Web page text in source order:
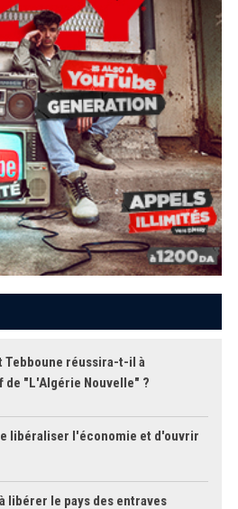
Tebboune réussira-t-il à
"L'Algérie Nouvelle" ?
libéraliser l'économie et d'ouvrir
libérer le pays des entraves